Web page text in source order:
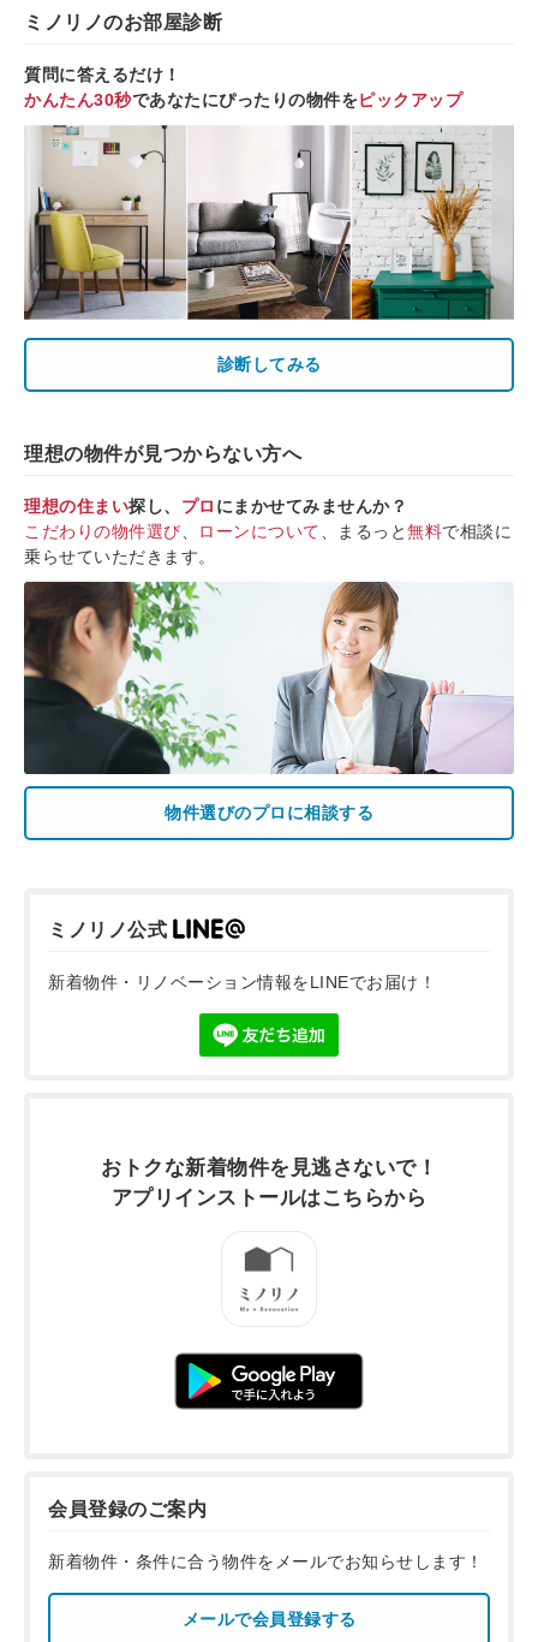
ミノリノのお部屋診断
質問に答えるだけ！
かんたん30秒であなたにぴったりの物件をピックアップ
診断してみる
理想の物件が見つからない方へ
理想の住まい探し、 プロ にまかせてみませんか？
こだわりの物件選び
ローンについて 、まるっと無料で相談に
乗らせていただきます。
物件選びのプロに相談する
ミノリノ公式
新着物件・リノベーション情報をLINEでお届け！
おトクな新着物件を 見逃さないで！
アプリインストールはこちらから
会員登録のご案内
新着物件・条件に合う物件をメールでお知らせします！
メールで会員登録する